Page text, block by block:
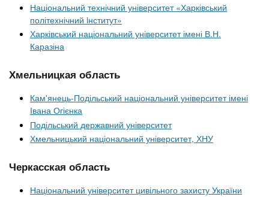
Національний технічний університет «Харківський
політехнічний iнститут»
Харківський національний університет імені В.Н.
Каразіна
Хмельницкая область
Кам'янець-Подільський національний університет імені
Івана Огієнка
Подільський державний університет
Хмельницький національний університет, ХНУ
Черкасская область
Національний університет цивільного захисту України